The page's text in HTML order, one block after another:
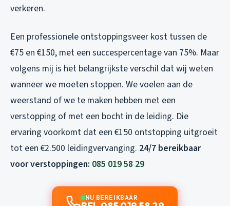
verkeren.
Een professionele ontstoppingsveer kost tussen de
€75 en €150, met een succespercentage van 75%. Maar
volgens mij is het belangrijkste verschil dat wij weten
wanneer we moeten stoppen. We voelen aan de
weerstand of we te maken hebben met een
verstopping of met een bocht in de leiding. Die
ervaring voorkomt dat een €150 ontstopping uitgroeit
tot een €2.500 leidingvervanging. 24/7 bereikbaar
voor verstoppingen: 085 019 58 29
NU BEREIKBAAR